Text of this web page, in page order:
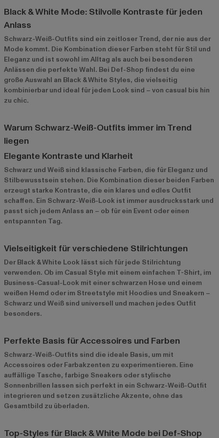
Black & White Mode: Stilvolle Kontraste für jeden
Anlass
Schwarz-Weiß-Outfits sind ein zeitloser Trend, der nie aus der
Mode kommt. Die Kombination dieser Farben steht für Stil und
Eleganz und ist sowohl im Alltag als auch bei besonderen
Anlässen die perfekte Wahl. Bei Def-Shop findest du eine
große Auswahl an Black & White Styles, die vielseitig
kombinierbar und ideal für jeden Look sind – von casual bis hin
zu chic.
Warum Schwarz-Weiß-Outfits immer im Trend
liegen
Elegante Kontraste und Klarheit
Schwarz und Weiß sind klassische Farben, die für Eleganz und
Stilbewusstsein stehen. Die Kombination dieser beiden Farben
erzeugt starke Kontraste, die ein klares und edles Outfit
schaffen. Ein Schwarz-Weiß-Look ist immer ausdrucksstark und
passt sich jedem Anlass an – ob für ein Event oder einen
entspannten Tag.
Vielseitigkeit für verschiedene Stilrichtungen
Der Black & White Look lässt sich für jede Stilrichtung
verwenden. Ob im Casual Style mit einem einfachen T-Shirt, im
Business-Casual-Look mit einer schwarzen Hose und einem
weißen Hemd oder im Streetstyle mit Hoodies und Sneakern –
Schwarz und Weiß sind universell und machen jedes Outfit
besonders.
Perfekte Basis für Accessoires und Farben
Schwarz-Weiß-Outfits sind die ideale Basis, um mit
Accessoires oder Farbakzenten zu experimentieren. Eine
auffällige Tasche, farbige Sneakers oder stylische
Sonnenbrillen lassen sich perfekt in ein Schwarz-Weiß-Outfit
integrieren und setzen zusätzliche Akzente, ohne das
Gesamtbild zu überladen.
Top-Styles für Black & White Mode bei Def-Shop